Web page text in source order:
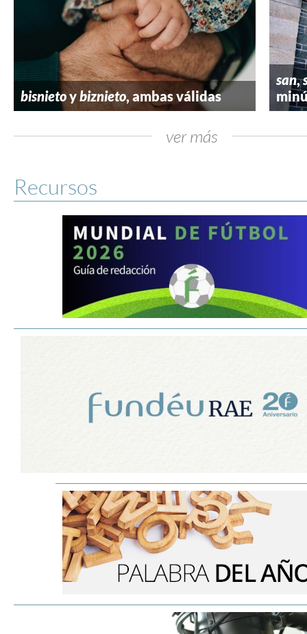
bisnietoybiznieto, ambas válidas
san,
ver más
Recursos